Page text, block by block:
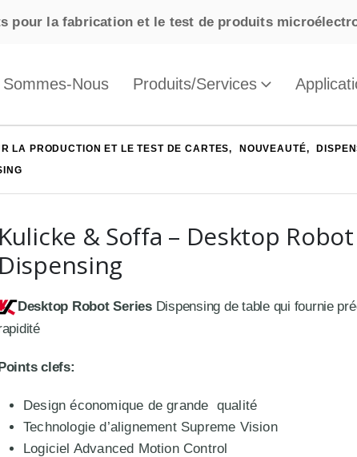
pour la fabrication et le test de produits
Sommes-Nous Produits/Services
LA PRODUCTION ET LE TEST DE CARTES, NOUVEAUTÉ,
Kulicke & Soffa – Desktop
Dispensing
Desktop Robot SeriesDispensing de table qui fournie
clefs:
Design économique de grande qualité
Technologie d’alignement Supreme Vision
Logiciel Advanced Motion Control